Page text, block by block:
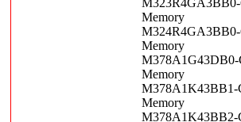
Memory
Memory
M378A1G43DB0-
Memory
M378A1K43BB1-
Memory
M378A1K43BB2-